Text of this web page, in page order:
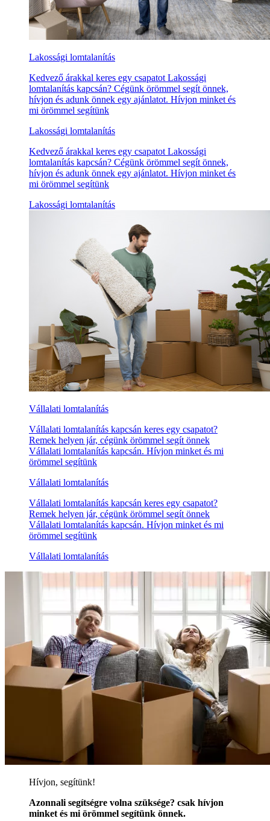
Lakossági lomtalanítás
Kedvező árakkal keres egy csapatot Lakossági
lomtalanítás kapcsán? Cégünk örömmel segít önnek,
hívjon és adunk önnek egy ajánlatot. Hívjon minket és
mi örömmel segítünk
Lakossági lomtalanítás
Kedvező árakkal keres egy csapatot Lakossági
lomtalanítás kapcsán? Cégünk örömmel segít önnek,
hívjon és adunk önnek egy ajánlatot. Hívjon minket és
mi örömmel segítünk
Lakossági lomtalanítás
Vállalati lomtalanítás
Vállalati lomtalanítás kapcsán keres egy csapatot?
Remek helyen jár, cégünk örömmel segít önnek
Vállalati lomtalanítás kapcsán. Hívjon minket és mi
örömmel segítünk
Vállalati lomtalanítás
Vállalati lomtalanítás kapcsán keres egy csapatot?
Remek helyen jár, cégünk örömmel segít önnek
Vállalati lomtalanítás kapcsán. Hívjon minket és mi
örömmel segítünk
Vállalati lomtalanítás
Hívjon, segítünk!
Azonnali segítségre volna szüksége? csak hívjon
minket és mi örömmel segítünk önnek.